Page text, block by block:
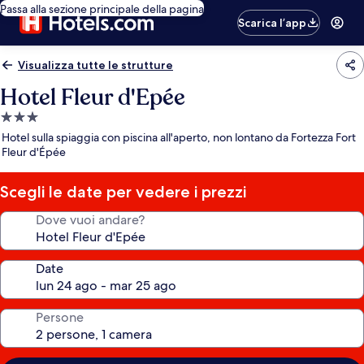
Passa alla sezione principale della pagina
Scarica l’app
Visualizza tutte le strutture
Hotel Fleur d'Epée
Struttura
a
3.0
stelle
Hotel sulla spiaggia con piscina all'aperto, non lontano da Fortezza Fort
Fleur d'Épée
Scegli le date per vedere i prezzi
Dove vuoi andare?
Date
Persone